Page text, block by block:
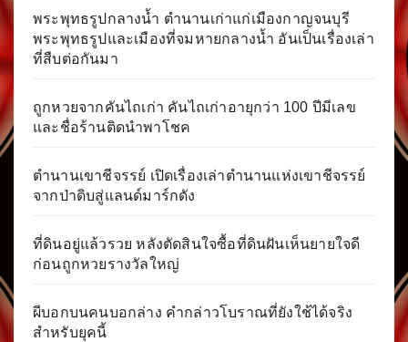
พระพุทธรูปกลางน้ำ ตำนานเก่าแก่เมืองกาญจนบุรี
พระพุทธรูปและเมืองที่จมหายกลางน้ำ อันเป็นเรื่องเล่า
ที่สืบต่อกันมา
ถูกหวยจากคันไถเก่า คันไถเก่าอายุกว่า 100 ปีมีเลข
และชื่อร้านติดนำพาโชค
ตำนานเขาชีจรรย์ เปิดเรื่องเล่าตำนานแห่งเขาชีจรรย์
จากป่าดิบสู่แลนด์มาร์กดัง
ที่ดินอยู่แล้วรวย หลังตัดสินใจซื้อที่ดินฝันเห็นยายใจดี
ก่อนถูกหวยรางวัลใหญ่
ผีบอกบนคนบอกล่าง คำกล่าวโบราณที่ยังใช้ได้จริง
สำหรับยุคนี้